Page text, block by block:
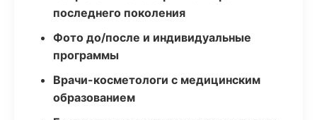
последнего поколения
Фото до/после и индивидуальные
программы
Врачи-косметологи с медицинским
образованием